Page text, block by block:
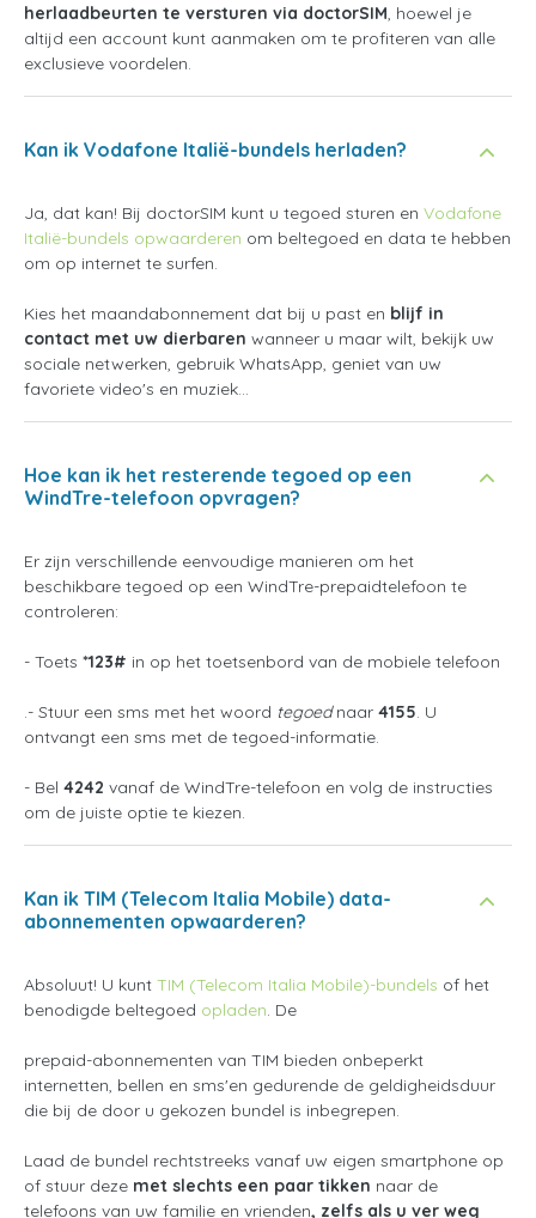
herlaadbeurten te versturen via doctorSIM, hoewel je
altijd een account kunt aanmaken om te profiteren van alle
exclusieve voordelen.
Kan ik Vodafone Italië-bundels herladen?
Ja, dat kan! Bij doctorSIM kunt u tegoed sturen en Vodafone
Italië-bundels opwaarderen om beltegoed en data te hebben
om op internet te surfen.
Kies het maandabonnement dat bij u past en blijf in
contact met uw dierbaren wanneer u maar wilt, bekijk uw
sociale netwerken, gebruik WhatsApp, geniet van uw
favoriete video's en muziek...
Hoe kan ik het resterende tegoed op een
WindTre-telefoon opvragen?
Er zijn verschillende eenvoudige manieren om het
beschikbare tegoed op een WindTre-prepaidtelefoon te
controleren:
- Toets *123# in op het toetsenbord van de mobiele telefoon
.- Stuur een sms met het woord tegoednaar 4155. U
ontvangt een sms met de tegoed-informatie.
- Bel 4242 vanaf de WindTre-telefoon en volg de instructies
om de juiste optie te kiezen.
Kan ik TIM (Telecom Italia Mobile) data-
abonnementen opwaarderen?
Absoluut! U kunt TIM (Telecom Italia Mobile)-bundels of het
benodigde beltegoed opladen. De
prepaid-abonnementen van TIM bieden onbeperkt
internetten, bellen en sms'en gedurende de geldigheidsduur
die bij de door u gekozen bundel is inbegrepen.
Laad de bundel rechtstreeks vanaf uw eigen smartphone op
of stuur deze met slechts een paar tikken naar de
telefoons van uw familie en vrienden, zelfs als u ver weg